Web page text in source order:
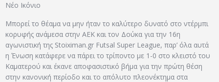
Νέο Ικόνιο
Μπορεί το θέαμα να μην ήταν το καλύτερο δυνατό στο ντέρμπι
κορυφής ανάμεσα στην ΑΕΚ και τον Δούκα για την 16η
αγωνιστική της Stoiximan.gr Futsal Super League, παρ’ όλα αυτά
η Ένωση κατάφερε να πάρει το τρίποντο με 1-0 στο κλειστό του
Καματερού και έκανε αποφασιστικό βήμα για την πρώτη θέση
στην κανονική περίοδο και το απόλυτο πλεονέκτημα στα